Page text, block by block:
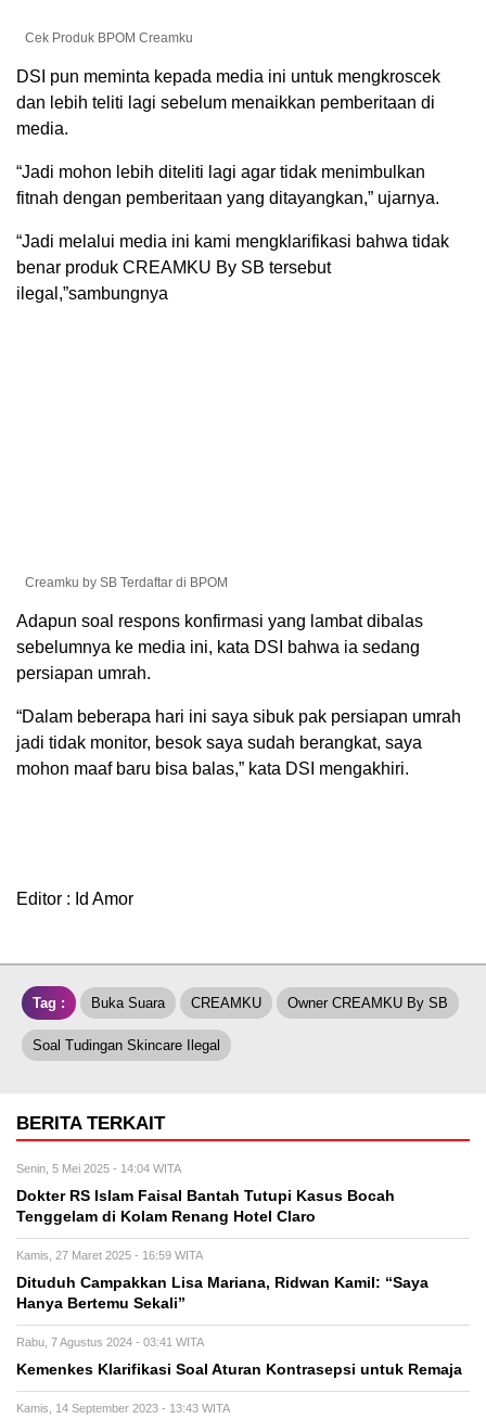
Cek Produk BPOM Creamku
DSI pun meminta kepada media ini untuk mengkroscek
dan lebih teliti lagi sebelum menaikkan pemberitaan di
media.
“Jadi mohon lebih diteliti lagi agar tidak menimbulkan
fitnah dengan pemberitaan yang ditayangkan,” ujarnya.
“Jadi melalui media ini kami mengklarifikasi bahwa tidak
benar produk CREAMKU By SB tersebut
ilegal,”sambungnya
Creamku by SB Terdaftar di BPOM
Adapun soal respons konfirmasi yang lambat dibalas
sebelumnya ke media ini, kata DSI bahwa ia sedang
persiapan umrah.
“Dalam beberapa hari ini saya sibuk pak persiapan umrah
jadi tidak monitor, besok saya sudah berangkat, saya
mohon maaf baru bisa balas,” kata DSI mengakhiri.
Editor : Id Amor
Tag : Buka Suara CREAMKU Owner CREAMKU By SB
Soal Tudingan Skincare Ilegal
BERITA TERKAIT
Senin, 5 Mei 2025 - 14:04 WITA
Dokter RS Islam Faisal Bantah Tutupi Kasus Bocah
Tenggelam di Kolam Renang Hotel Claro
Kamis, 27 Maret 2025 - 16:59 WITA
Dituduh Campakkan Lisa Mariana, Ridwan Kamil: “Saya
Hanya Bertemu Sekali”
Rabu, 7 Agustus 2024 - 03:41 WITA
Kemenkes Klarifikasi Soal Aturan Kontrasepsi untuk Remaja
Kamis, 14 September 2023 - 13:43 WITA